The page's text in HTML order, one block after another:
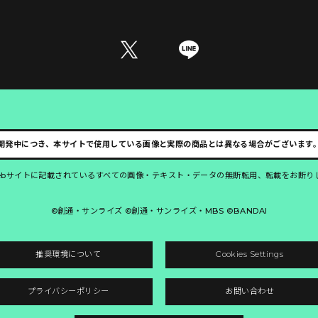
発中につき、本サイトで使用している画像と実際の商品とは異なる場合がございます。
サイトに記載されているすべての画像・テキスト・データの無断転用、転載をお断り
©創通・サンライズ ©創通・サンライズ・MBS ©BANDAI
推奨環境について Cookies Settings
プライバシーポリシー お問い合わせ